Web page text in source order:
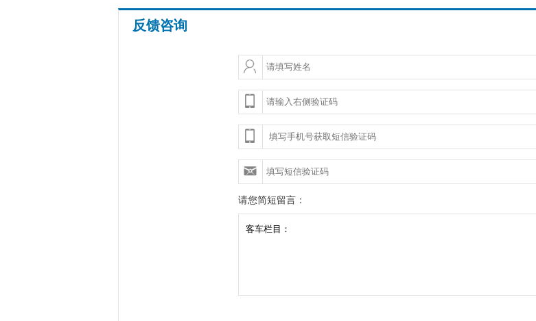
反馈咨询
请您简短留言：